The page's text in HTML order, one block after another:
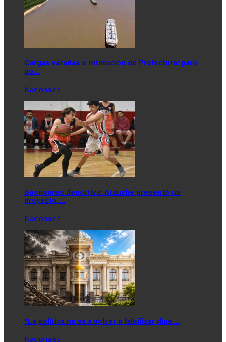
Cargas varadas e intimación de Prefectura: paro
po…
Nacionales
Sponsoreo deportivo: Atauche presentó un
proyecto …
Nacionales
"La política no va a volver a falsificar dine…
Nacionales